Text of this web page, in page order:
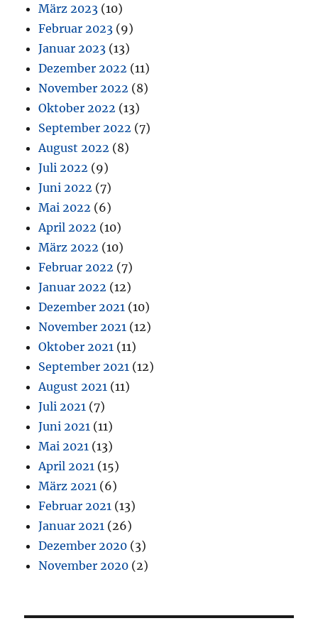
März 2023 (10)
Februar 2023 (9)
Januar 2023 (13)
Dezember 2022 (11)
November 2022 (8)
Oktober 2022 (13)
September 2022 (7)
August 2022 (8)
Juli 2022 (9)
Juni 2022 (7)
Mai 2022 (6)
April 2022 (10)
März 2022 (10)
Februar 2022 (7)
Januar 2022 (12)
Dezember 2021 (10)
November 2021 (12)
Oktober 2021 (11)
September 2021 (12)
August 2021 (11)
Juli 2021 (7)
Juni 2021 (11)
Mai 2021 (13)
April 2021 (15)
März 2021 (6)
Februar 2021 (13)
Januar 2021 (26)
Dezember 2020 (3)
November 2020 (2)